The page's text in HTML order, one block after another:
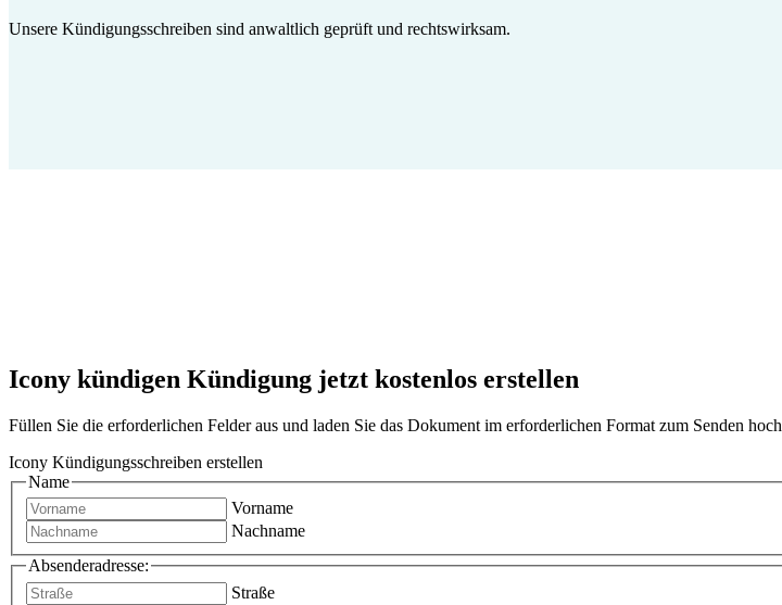
Unsere Kündigungsschreiben sind anwaltlich geprüft und rechtswirksam.
Icony kündigen Kündigung jetzt kostenlos erstellen
Füllen Sie die erforderlichen Felder aus und laden Sie das Dokument im erforderlichen Format zum Senden hoch
Icony Kündigungsschreiben erstellen
Name
Vorname
Nachname
Absenderadresse:
Straße